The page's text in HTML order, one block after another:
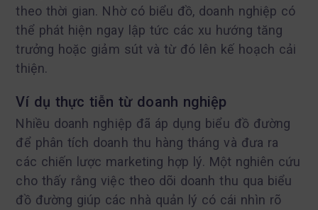
theo thời gian. Nhờ có biểu đồ, doanh nghiệp có
thể phát hiện ngay lập tức các xu hướng tăng
trưởng hoặc giảm sút và từ đó lên kế hoạch cải
thiện.
Ví dụ thực tiễn từ doanh nghiệp
Nhiều doanh nghiệp đã áp dụng biểu đồ đường
để phân tích doanh thu hàng tháng và đưa ra
các chiến lược marketing hợp lý. Một nghiên cứu
cho thấy rằng việc theo dõi doanh thu qua biểu
đồ đường giúp các nhà quản lý có cái nhìn rõ